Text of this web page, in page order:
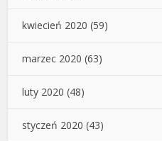
kwiecień 2020 (59)
marzec 2020 (63)
luty 2020 (48)
styczeń 2020 (43)